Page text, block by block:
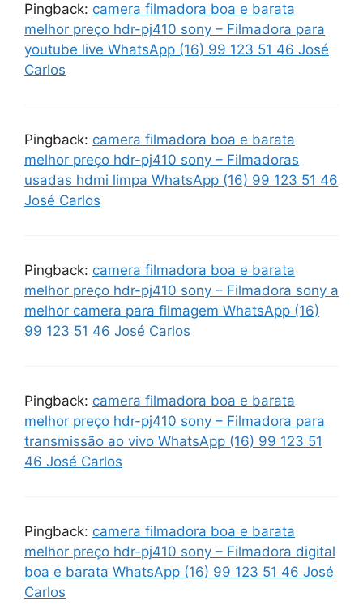
Pingback: camera filmadora boa e barata
melhor preço hdr-pj410 sony – Filmadora para
youtube live WhatsApp (16) 99 123 51 46 José
Carlos
Pingback: camera filmadora boa e barata
melhor preço hdr-pj410 sony – Filmadoras
usadas hdmi limpa WhatsApp (16) 99 123 51 46
José Carlos
Pingback: camera filmadora boa e barata
melhor preço hdr-pj410 sony – Filmadora sony a
melhor camera para filmagem WhatsApp (16)
99 123 51 46 José Carlos
Pingback: camera filmadora boa e barata
melhor preço hdr-pj410 sony – Filmadora para
transmissão ao vivo WhatsApp (16) 99 123 51
46 José Carlos
Pingback: camera filmadora boa e barata
melhor preço hdr-pj410 sony – Filmadora digital
boa e barata WhatsApp (16) 99 123 51 46 José
Carlos